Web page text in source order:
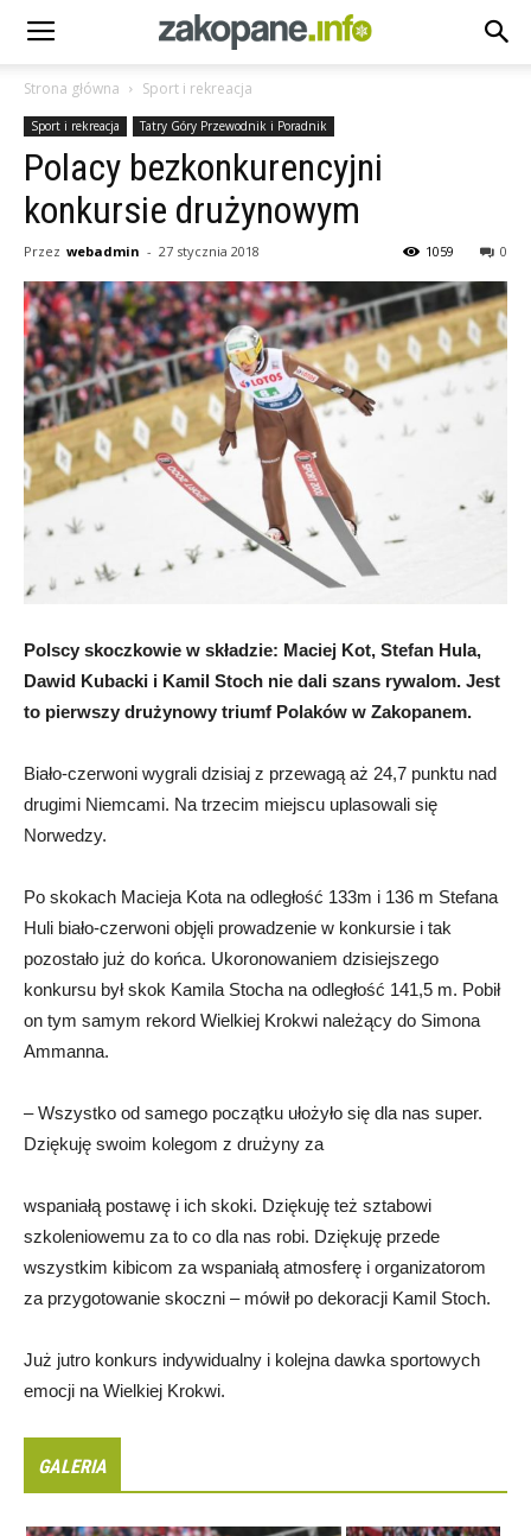
Strona główna Sport i rekreacja
Sport i rekreacja Tatry Góry Przewodnik i Poradnik
Polacy bezkonkurencyjni
konkursie drużynowym
Przez webadmin - 27 stycznia 2018 0
1059
Polscy skoczkowie w składzie: Maciej Kot, Stefan Hula,
Dawid Kubacki i Kamil Stoch nie dali szans rywalom. Jest
to pierwszy drużynowy triumf Polaków w Zakopanem.
Biało-czerwoni wygrali dzisiaj z przewagą aż 24,7 punktu nad
drugimi Niemcami. Na trzecim miejscu uplasowali się
Norwedzy.
Po skokach Macieja Kota na odległość 133m i 136 m Stefana
Huli biało-czerwoni objęli prowadzenie w konkursie i tak
pozostało już do końca. Ukoronowaniem dzisiejszego
konkursu był skok Kamila Stocha na odległość 141,5 m. Pobił
on tym samym rekord Wielkiej Krokwi należący do Simona
Ammanna.
– Wszystko od samego początku ułożyło się dla nas super.
Dziękuję swoim kolegom z drużyny za
wspaniałą postawę i ich skoki. Dziękuję też sztabowi
szkoleniowemu za to co dla nas robi. Dziękuję przede
wszystkim kibicom za wspaniałą atmosferę i organizatorom
za przygotowanie skoczni – mówił po dekoracji Kamil Stoch.
Już jutro konkurs indywidualny i kolejna dawka sportowych
emocji na Wielkiej Krokwi.
GALERIA